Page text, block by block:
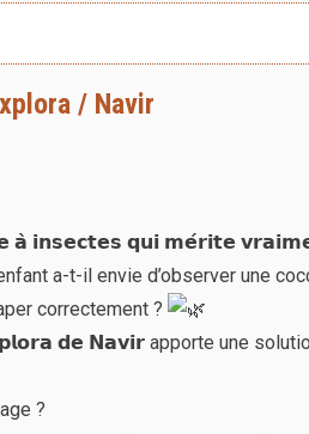
/ Navir
𝗮̀ 𝗶𝗻𝘀𝗲𝗰𝘁𝗲𝘀 𝗾𝘂𝗶 𝗺𝗲́𝗿𝗶𝘁𝗲
a-t-il envie d’observer une
correctement ?
𝗱𝗲 𝗡𝗮𝘃𝗶𝗿 apporte une
?